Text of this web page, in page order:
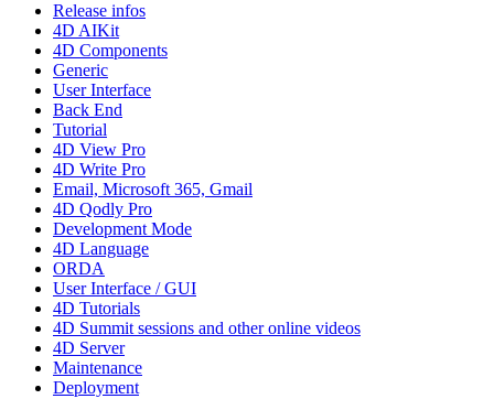
Release infos
4D AIKit
4D Components
Generic
User Interface
Back End
Tutorial
4D View Pro
4D Write Pro
Email, Microsoft 365, Gmail
4D Qodly Pro
Development Mode
4D Language
ORDA
User Interface / GUI
4D Tutorials
4D Summit sessions and other online videos
4D Server
Maintenance
Deployment